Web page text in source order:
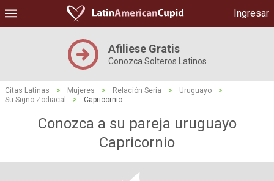
Ingresar
Afiliese Gratis
Conozca Solteros Latinos
Citas Latinas > Mujeres > Relación Seria > Uruguayo
>
Su Signo Zodiacal
> Capricornio
Conozca a su pareja uruguayo
Capricornio